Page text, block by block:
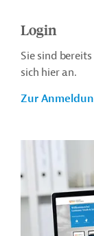
Login
Sie sind
sich hier an.
Zur